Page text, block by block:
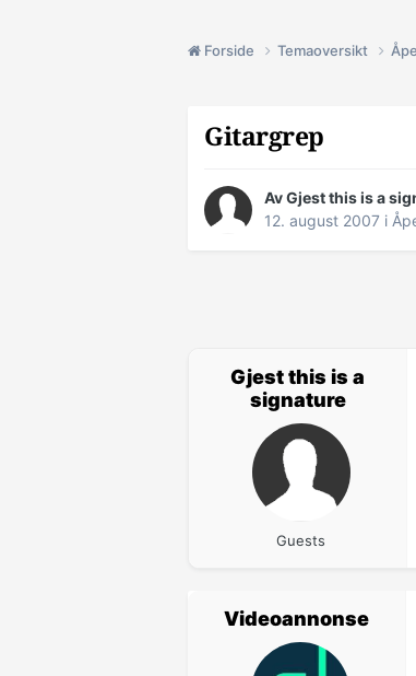
Forside Temaoversikt
Gitargrep
Av Gjest this is a
12. august 2007 i
Gjest this is a
signature
Guests
Videoannonse